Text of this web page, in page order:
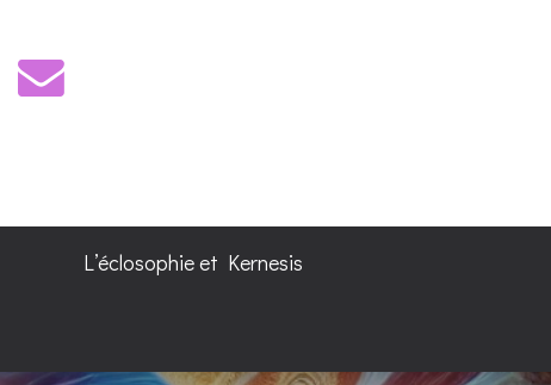
L’éclosophie et Kernesis